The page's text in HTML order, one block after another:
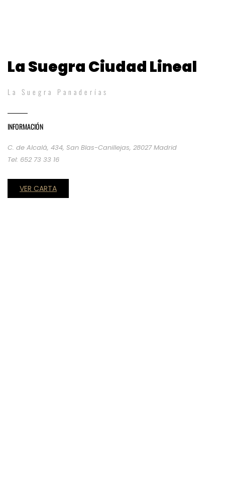
La Suegra Ciudad Lineal
La Suegra Panaderías
INFORMACIÓN
C. de Alcalá, 434, San Blas-Canillejas, 28027 Madrid
Tel: 652 73 33 16
VER CARTA